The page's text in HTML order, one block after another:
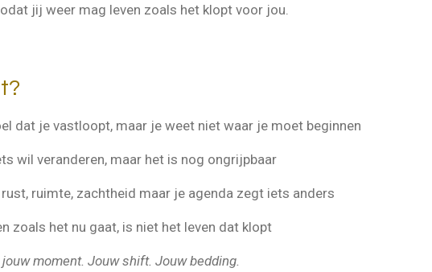
jij weer mag leven zoals het klopt voor jou.
dat je vastloopt, maar je weet niet waar je moet beginnen
wil veranderen, maar het is nog ongrijpbaar
ruimte, zachtheid maar je agenda zegt iets anders
zoals het nu gaat, is niet het leven dat klopt
moment. Jouw shift. Jouw bedding.